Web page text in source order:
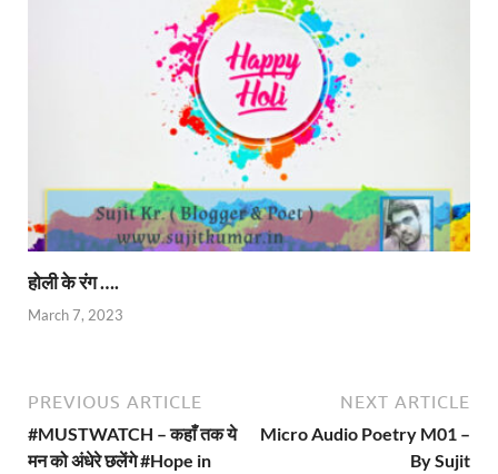
होली के रंग ….
March 7, 2023
PREVIOUS ARTICLE
#MUSTWATCH – कहाँ तक ये
मन को अंधेरे छलेंगे #Hope in
NEXT ARTICLE
Micro Audio Poetry M01 –
By Sujit